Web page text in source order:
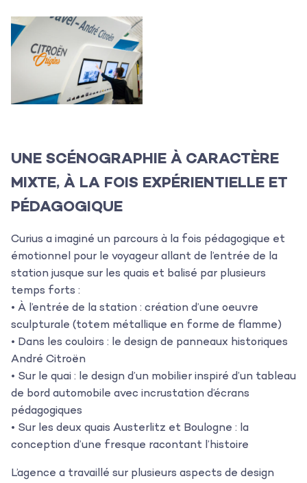
L’équipe
Contact
UNE SCÉNOGRAPHIE À CARACTÈRE
MIXTE, À LA FOIS EXPÉRIENTIELLE ET
PÉDAGOGIQUE
Curius a imaginé un parcours à la fois pédagogique et
émotionnel pour le voyageur allant de l’entrée de la
station jusque sur les quais et balisé par plusieurs
temps forts :
• À l’entrée de la station : création d’une oeuvre
sculpturale (totem métallique en forme de flamme)
• Dans les couloirs : le design de panneaux historiques
André Citroën
• Sur le quai : le design d’un mobilier inspiré d’un tableau
de bord automobile avec incrustation d’écrans
pédagogiques
• Sur les deux quais Austerlitz et Boulogne : la
conception d’une fresque racontant l’histoire
L’agence a travaillé sur plusieurs aspects de design